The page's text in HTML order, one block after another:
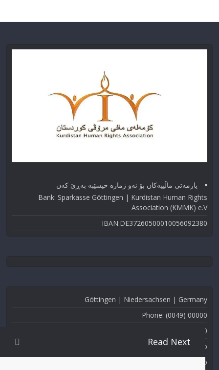
یارمەتی ماڵییەکان بۆ ئەو ژماره حیسێبە بەڕێ کەن
Bank: Sparkasse Göttingen | Kurdistan Human Rights
Association (KMMK) e.V
IBAN:DE37260500010056092380
Göttingen | Niedersachsen | Germany
Phone: (0049) 00000
Fax: (0049) 000-000
Email: info@kmmk.info
Website: www.kmmk.info
Read Next